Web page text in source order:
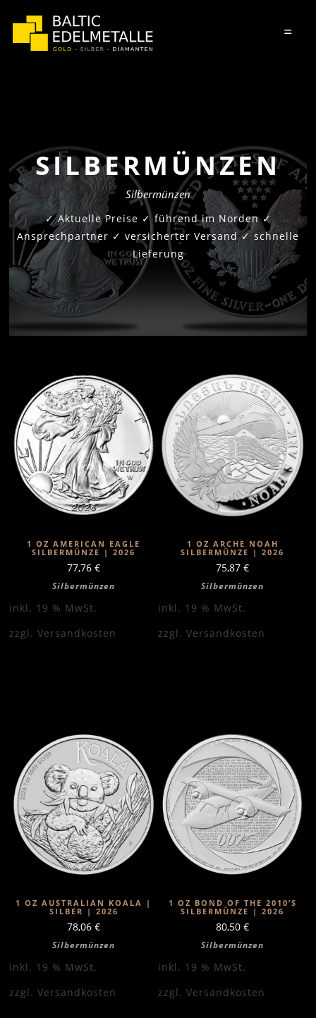
=
SILBERMÜNZEN
Silbermünzen
✓ Aktuelle Preise ✓ führend im Norden ✓
Ansprechpartner ✓ versicherter Versand ✓ schnelle
Lieferung
1 OZ AMERICAN EAGLE
SILBERMÜNZE | 2026
77,76 €
Silbermünzen
inkl. 19 % MwSt.
zzgl. Versandkosten
1 OZ ARCHE NOAH
SILBERMÜNZE | 2026
75,87 €
Silbermünzen
inkl. 19 % MwSt.
zzgl. Versandkosten
1 OZ AUSTRALIAN KOALA |
SILBER | 2026
78,06 €
Silbermünzen
inkl. 19 % MwSt.
zzgl. Versandkosten
1 OZ BOND OF THE 2010’S
SILBERMÜNZE | 2026
80,50 €
Silbermünzen
inkl. 19 % MwSt.
zzgl. Versandkosten